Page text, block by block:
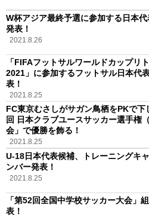
W杯アジア最終予選に参加する日本
発表！
2021.8.26
「FIFAフットサルワールドカップリ
2021」に参加するフットサル日本代
表！
2021.8.25
FC東京むさしがサガン鳥栖をPKで下
回 日本クラブユースサッカー選手権
会」で優勝を飾る！
2021.8.25
U-18日本代表候補、トレーニングキ
ンバー発表！
2021.8.25
「第52回全国中学校サッカー大会」
表！